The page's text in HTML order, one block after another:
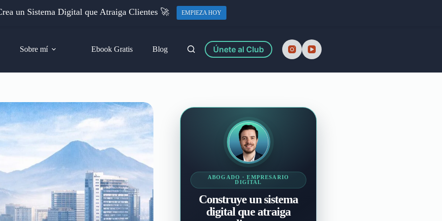
Sobre mí Ebook Gratis Blog Únete al Club
ABOGADO · EMPRESARIO
DIGITAL
Construye un sistema
digital que atraiga
un Sistema Digital que Atraiga Clientes 🚀 EMPIEZA HOY